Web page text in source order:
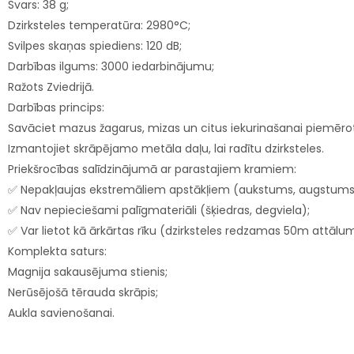
Svars: 38 g;
Dzirksteles temperatūra: 2980°C;
Svilpes skaņas spiediens: 120 dB;
Darbības ilgums: 3000 iedarbinājumu;
Ražots Zviedrijā.
Darbības princips:
Savāciet mazus žagarus, mizas un citus iekurinašanai
Izmantojiet skrāpējamo metāla daļu, lai radītu dzirksteles.
Priekšrocības salīdzinājumā ar parastajiem kramiem:
✅ Nepakļaujas ekstremāliem apstākļiem (aukstums,
✅ Nav nepieciešami palīgmateriāli (šķiedras, degviela);
✅ Var lietot kā ārkārtas rīku (dzirksteles redzamas 50m
Komplekta saturs:
Magnija sakausējuma stienis;
Nerūsējošā tērauda skrāpis;
Aukla savienošanai.